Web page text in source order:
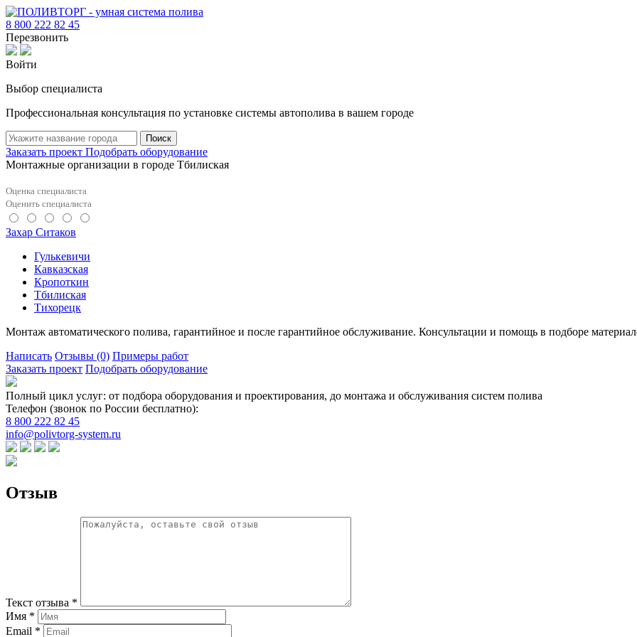
8 800 222 82 45
Перезвонить
Войти
Выбор специалиста
Профессиональная консультация по установке системы автополива в вашем городе
Поиск
Заказать проект Подобрать оборудование
Монтажные организации в городе Тбилиская
Оценка специалиста
Оценить специалиста
Захар Ситаков
Гулькевичи
Кавказская
Кропоткин
Тбилиская
Тихорецк
Монтаж автоматического полива, гарантийное и после гарантийное обслуживание. Консультации и помощь в подборе
Написать Отзывы (0) Примеры работ
Заказать проект Подобрать оборудование
Полный цикл услуг: от подбора оборудования и проектирования, до монтажа и обслуживания систем полива
Телефон (звонок по России бесплатно):
8 800 222 82 45
info@polivtorg-system.ru
Отзыв
Текст отзыва *
Имя *
Email *